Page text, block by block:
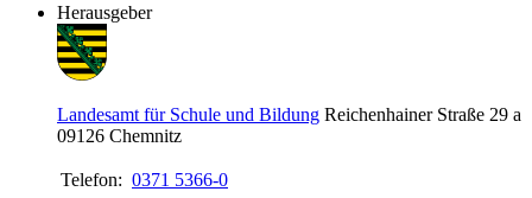
Herausgeber
Landesamt für Schule und Bildung Reichenhainer Straße 29 a
09126 Chemnitz
Telefon: 0371 5366-0